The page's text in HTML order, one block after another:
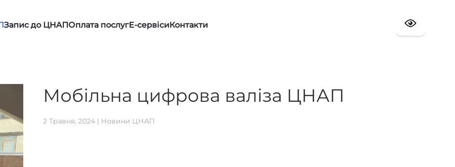
Запис до ЦНАПОплата послугЕ-сервісиКонтакти
Мобільна цифрова валіза ЦНАП
2 Травня, 2024 | Новини ЦНАП